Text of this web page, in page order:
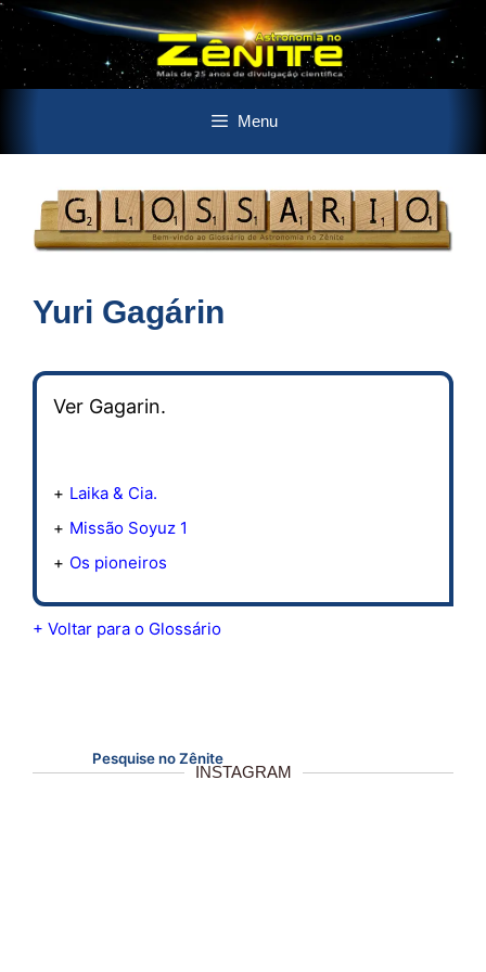
o
conteúdo
Menu
Yuri Gagárin
Ver Gagarin.
Laika & Cia.
Missão Soyuz 1
Os pioneiros
+ Voltar para o Glossário
Pesquise no Zênite
INSTAGRAM